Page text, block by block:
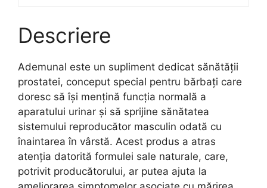
Descriere
Ademunal este un supliment dedicat sănătății
prostatei, conceput special pentru bărbați care
doresc să își mențină funcția normală a
aparatului urinar și să sprijine sănătatea
sistemului reproducător masculin odată cu
înaintarea în vârstă. Acest produs a atras
atenția datorită formulei sale naturale, care,
potrivit producătorului, ar putea ajuta la